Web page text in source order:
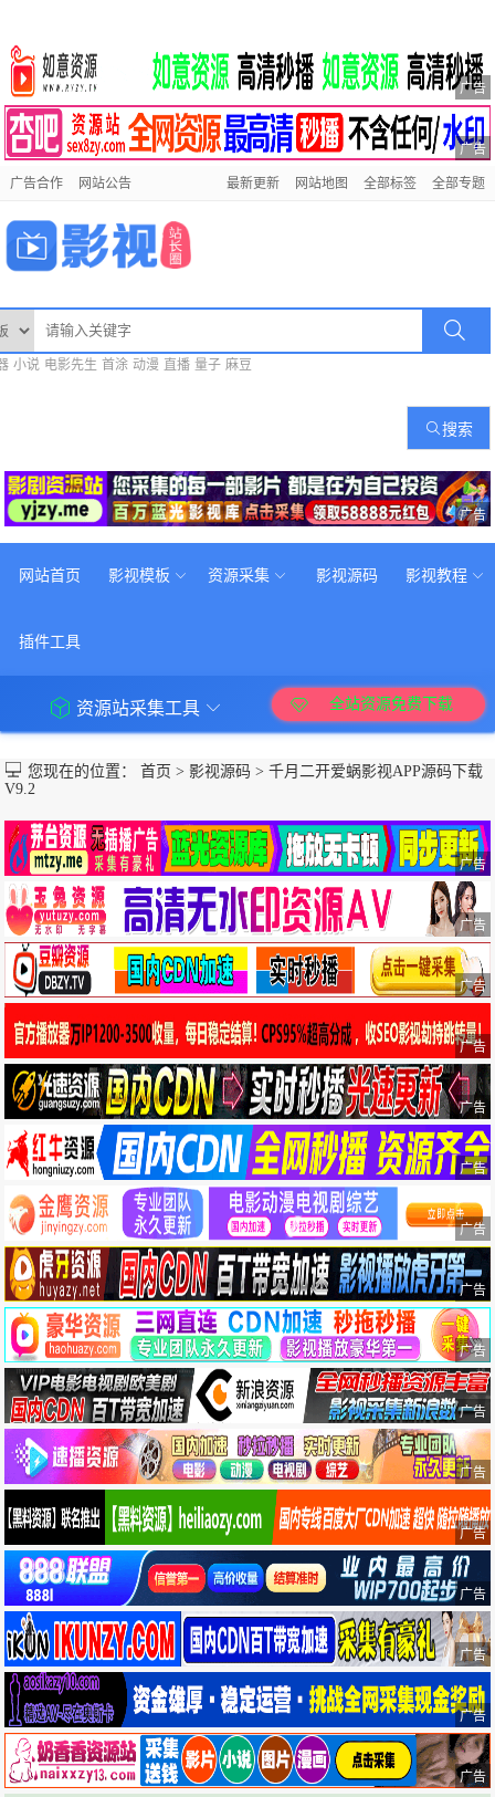
广告
广告
广告合作 网站公告 最新更新 网站地图 全部标签 全部专题
小说 电影先生 首涂 动漫 直播 量子 麻豆
搜索
广告
网站首页 影视模板 资源采集 影视源码 影视教程
插件工具
资源站采集工具 全站资源免费下载
您现在的位置：首页 > 影视源码 >千月二开爱蜗影视APP源码下载
V9.2
广告
广告
广告
广告
广告
广告
广告
广告
广告
广告
广告
广告
广告
广告
广告
广告